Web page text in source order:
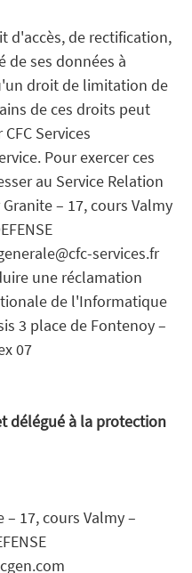
d'accès, de rectification,
ses données à
droit de limitation de
de ces droits peut
Services
Pour exercer ces
au Service Relation
– 17, cours Valmy
services.fr
une réclamation
de l'Informatique
3 place de Fontenoy –
07
délégué à la protection
– 17, cours Valmy –